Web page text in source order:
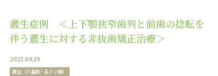
叢生症例 ＜上下顎狭窄歯列と前歯の捻転を
伴う叢生に対する非抜歯矯正治療＞
2023.04.29
叢生（八重歯・乱ぐい歯）